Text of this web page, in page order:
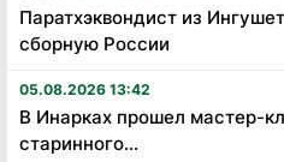
Паратхэквондист из
сборную России
05.08.2026 13:42
В Инарках прошел мастер-
старинного...